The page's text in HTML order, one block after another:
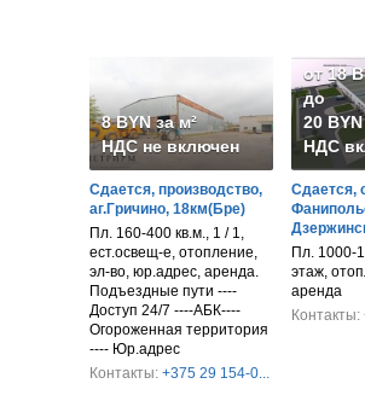
8 BYN за м²
НДС не включен
Сдается, производство,
аг.Гричино, 18км(Бре)
Пл. 160-400 кв.м., 1 / 1,
ест.освещ-е, отопление,
эл-во, юр.адрес, аренда.
Подъездные пути ----
Доступ 24/7 ----АБК----
Огороженная территория
---- Юр.адрес
Контакты: +375 29 154-0...
от 18
до
20
НДС
Сдается,
Пл. 1000-
этаж,
аренда
Контакты: